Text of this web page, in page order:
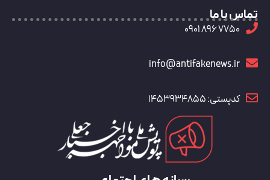
تماس با ما
7750 896 0901
info@antifakenews.ir
کدپستی: 1453934855